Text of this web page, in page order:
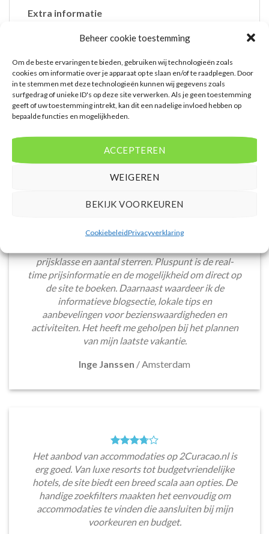
Beheer cookie toestemming
Om de beste ervaringen te bieden, gebruiken wij technologieën zoals
cookies om informatie over je apparaat op te slaan en/of te raadplegen. Door
in te stemmen met deze technologieën kunnen wij gegevens zoals
surfgedrag of unieke ID's op deze site verwerken. Als je geen toestemming
geeft of uw toestemming intrekt, kan dit een nadelige invloed hebben op
bepaalde functies en mogelijkheden.
ACCEPTEREN
WEIGEREN
BEKIJK VOORKEUREN
CookiebeleidPrivacyverklaring
Extra informatie
Bovenstaande prijs is op basis van 7 dagen
De website heeft een handige zoekfunctie voor
prijsklasse en aantal sterren. Pluspunt is de real-
time prijsinformatie en de mogelijkheid om direct op
de site te boeken. Daarnaast waardeer ik de
informatieve blogsectie, lokale tips en
aanbevelingen voor bezienswaardigheden en
activiteiten. Het heeft me geholpen bij het plannen
van mijn laatste vakantie.
Inge Janssen / Amsterdam
Het aanbod van accommodaties op 2Curacao.nl is
erg goed. Van luxe resorts tot budgetvriendelijke
hotels, de site biedt een breed scala aan opties. De
handige zoekfilters maakten het eenvoudig om
accommodaties te vinden die aansluiten bij mijn
voorkeuren en budget.